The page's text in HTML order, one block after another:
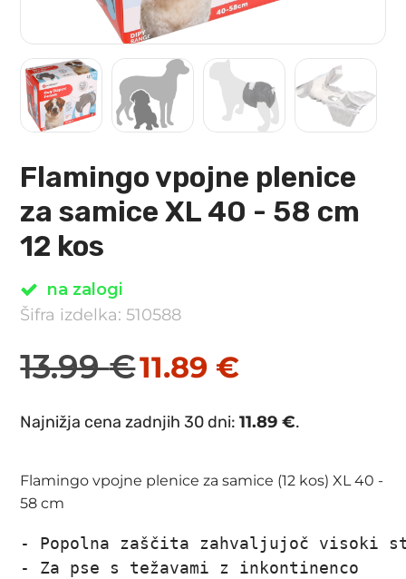
Flamingo vpojne plenice
za samice XL 40 - 58 cm
12 kos
na zalogi
Šifra izdelka: 510588
13.99€
Izvirna
cena
13.99 €.
11.89 €
Trenutna
cena
Najnižja cena zadnjih 30 dni:11.89€.
Flamingo vpojne plenice za samice (12 kos) XL 40 -
58 cm
- Popolna zaščita zahvaljujoč visoki
- Za pse s težavami z inkontinenco